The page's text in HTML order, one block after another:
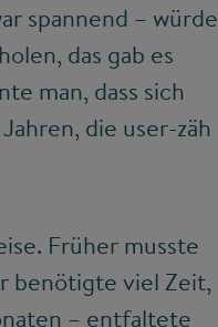
spannend – würde
das gab es
man, dass sich
die user-zäh
Früher musste
benötigte viel Zeit,
– entfaltete